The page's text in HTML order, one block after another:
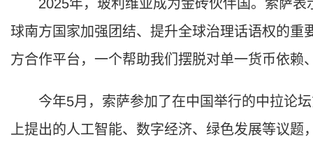
2025年，玻利维亚成为金砖伙伴国。索萨表
球南方国家加强团结、提升全球治理话语权的重
方合作平台，一个帮助我们摆脱对单一货币依赖
今年5月，索萨参加了在中国举行的中拉论坛
上提出的人工智能、数字经济、绿色发展等议